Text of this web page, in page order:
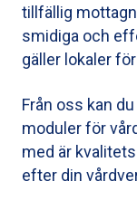
tillfällig
smidiga och
gäller lokaler
Från oss kan
moduler för
med är
efter din